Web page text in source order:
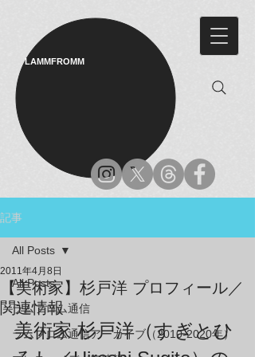
LAMMFROMM​
記事
All Posts
ラムフロム通信
ラムフロム通信アーカイブ（2010-2020年）
All Posts
【美術家】杉戸洋 プロフィール／
関連情報
2011年4月8日
美術家 杉戸洋（すぎとひ